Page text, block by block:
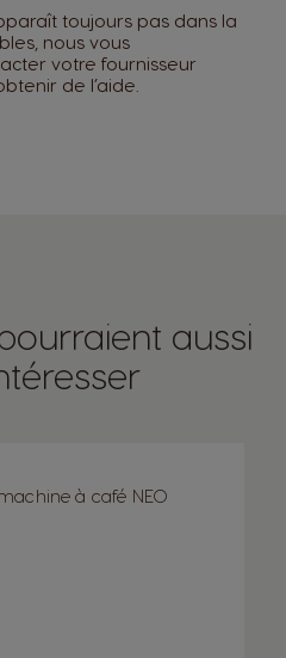
toujours pas dans la
nous vous
votre fournisseur
de l’aide.
aussi
à café NEO